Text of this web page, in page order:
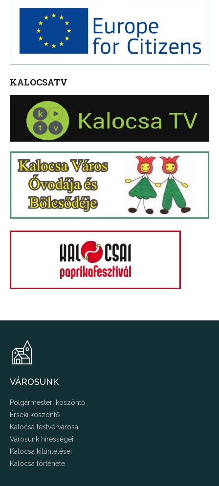
KALOCSATV
VÁROSUNK
Polgármesteri köszöntő
Érseki köszöntő
Kalocsa testvérvárosai
Városunk hírességei
Kalocsa kitüntetései
Kalocsa története